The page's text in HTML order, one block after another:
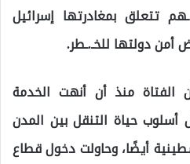
تتعلق بمغادرتها إسرائيل
دولتها للخـ.ـطر.
الفتاة منذ أن أنهت الخدمة
2019، تعيش أسلوب حياة التنقل بين المدن
أيضًا، وحاولت دخول قطاع